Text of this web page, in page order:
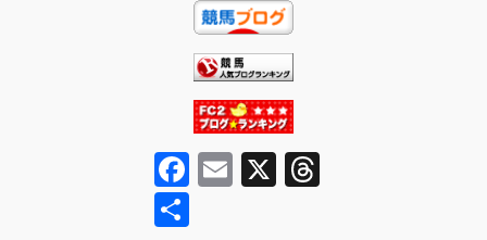
F
a
E X T
共